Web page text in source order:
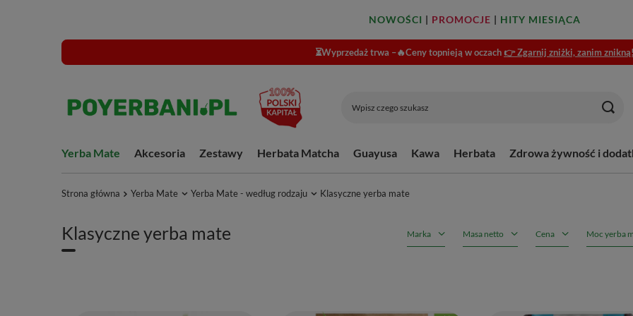
NOWOŚCI | PROMOCJE | HITY MIESIĄCA
⏳Wyprzedaż trwa –🔥Ceny topnieją w oczach 👉 Zgarnij zniżki, zanim znikną!
Yerba Mate Akcesoria Zestawy Herbata Matcha Guayusa Kawa Herbata Zdrowa żywność i
Strona główna Yerba Mate Yerba Mate - według rodzaju Klasyczne yerba mate
Klasyczne yerba mate Marka Masa netto Cena Moc yerba